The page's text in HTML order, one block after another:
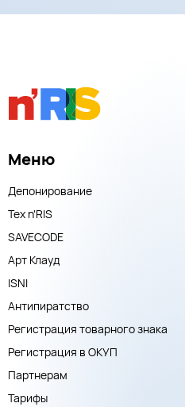
Меню
Депонирование
Тех n'RIS
SAVECODE
Арт Клауд
ISNI
Антипиратство
Регистрация товарного знака
Регистрация в ОКУП
Партнерам
Тарифы